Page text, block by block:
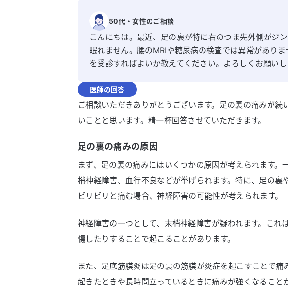
50代・女性のご相談
こんにちは。最近、足の裏が特に右のつま先外側がジ
眠れません。腰のMRIや糖尿病の検査では異常があり
を受診すればよいか教えてください。よろしくお願いし
医師の回答
ご相談いただきありがとうございます。足の裏の痛みが続
いことと思います。精一杯回答させていただきます。
足の裏の痛みの原因
まず、足の裏の痛みにはいくつかの原因が考えられます。
梢神経障害、血行不良などが挙げられます。特に、足の裏
ビリビリと痛む場合、神経障害の可能性が考えられます。
神経障害の一つとして、末梢神経障害が疑われます。これ
傷したりすることで起こることがあります。
また、足底筋膜炎は足の裏の筋膜が炎症を起こすことで痛
起きたときや長時間立っているときに痛みが強くなること